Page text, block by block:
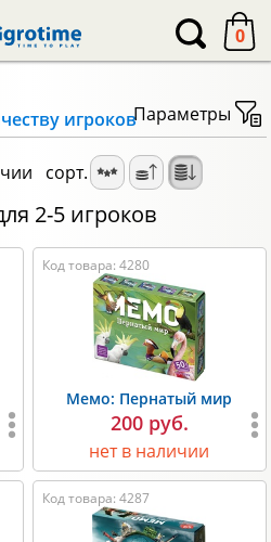
0
игроковПараметры
сорт.
2-5 игроков
Код товара: 4280
Мемо: Пернатый мир
200 руб.
нет в наличии
Код товара: 4287